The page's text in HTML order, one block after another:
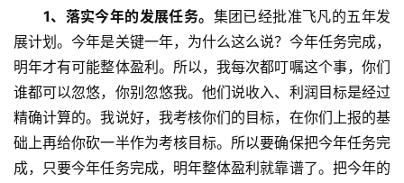
1、落实今年的发展任务。 集团已经批准飞凡的五年发
展计划。今年是关键一年，为什么这么说？今年任务完成，
明年才有可能整体盈利。所以，我每次都叮嘱这个事，你们
谁都可以忽悠，你别忽悠我。他们说收入、利润目标是经过
精确计算的。我说好，我考核你们的目标，在你们上报的基
础上再给你砍一半作为考核目标。所以要确保把今年任务完
成，只要今年任务完成，明年整体盈利就靠谱了。把今年的